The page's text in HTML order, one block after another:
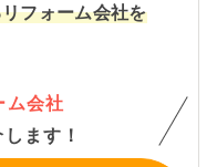
フォーム会社を
ム会社
ます！